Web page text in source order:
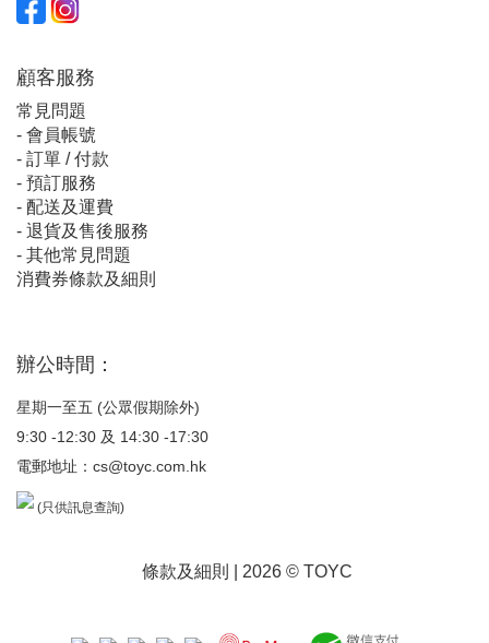
顧客服務
常見問題
- 會員帳號
- 訂單 / 付款
- 預訂服務
- 配送及運費
- 退貨及售後服務
- 其他常見問題
消費券條款及細則
辦公時間：
星期一至五 (公眾假期除外)
9:30 -12:30 及 14:30 -17:30
電郵地址： cs@toyc.com.hk
(只供訊息查詢)
條款及細則 | 2026 © TOYC